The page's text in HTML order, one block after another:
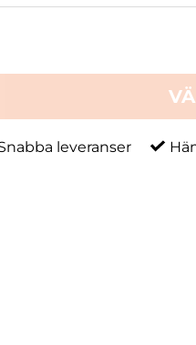
leveranser